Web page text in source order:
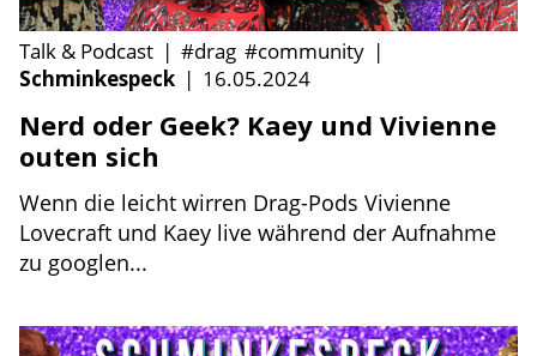
Talk & Podcast | #drag #community |
Schminkespeck | 16.05.2024
Nerd oder Geek? Kaey und Vivienne
outen sich
Wenn die leicht wirren Drag-Pods Vivienne
Lovecraft und Kaey live während der Aufnahme
zu googlen...